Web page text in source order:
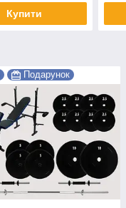
Купити
Подарунок